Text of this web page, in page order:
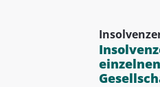
einzelnen